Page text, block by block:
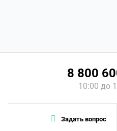
Задать вопрос
8 800
10:00 до